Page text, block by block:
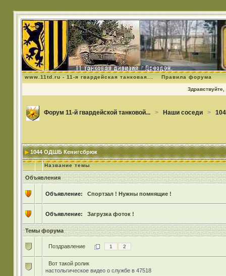
www.11td.ru - 11-я гвардейская танковая... Правила форума
Здравствуйте,
Форум 11-й гвардейской танковой... > Наши соседи >
1044 ОДШБ Кенигсбрюк
Название темы
Объявления
Объявление: Спортзал ! Нужны помнящие !
Объявление: Загрузка фоток !
Темы форума
Поздравление 1 2
Вот такой ролик
настольгическое видео о службе в 47518